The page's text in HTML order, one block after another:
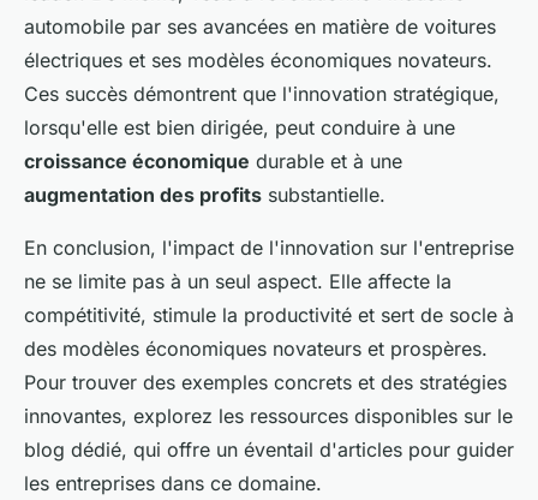
automobile par ses avancées en matière de voitures
électriques et ses modèles économiques novateurs.
Ces succès démontrent que l'innovation stratégique,
lorsqu'elle est bien dirigée, peut conduire à une
croissance économique durable et à une
augmentation des profits substantielle.
En conclusion, l'impact de l'innovation sur l'entreprise
ne se limite pas à un seul aspect. Elle affecte la
compétitivité, stimule la productivité et sert de socle à
des modèles économiques novateurs et prospères.
Pour trouver des exemples concrets et des stratégies
innovantes, explorez les ressources disponibles sur le
blog dédié, qui offre un éventail d'articles pour guider
les entreprises dans ce domaine.